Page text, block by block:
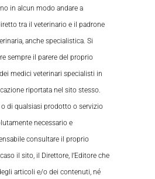
in alcun modo andare a
tra il veterinario e il padrone
anche specialistica. Si
sempre il parere del proprio
medici veterinari specialisti in
riportata nel sito stesso.
o di qualsiasi prodotto o servizio
necessario e
consultare il proprio
il sito, il Direttore, l’Editore che
articoli e/o dei contenuti, né